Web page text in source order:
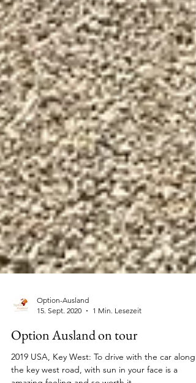
15. Sept. 2020
1 Min. Lesezeit
Option Ausland on tour
2019 USA, Key West: To drive with the car along